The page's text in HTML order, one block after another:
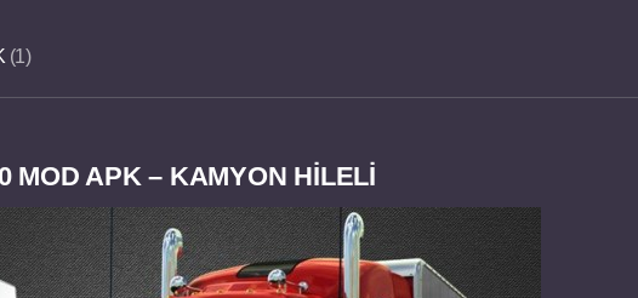
1
MOD APK – KAMYON HİLELİ